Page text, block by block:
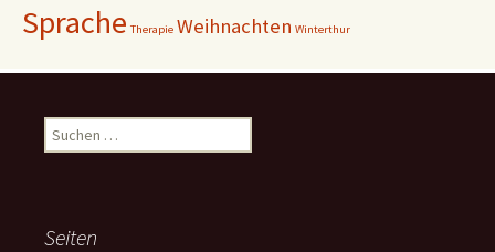
Sprache Therapie Weihnachten Winterthur
Suchen
nach:
Seiten